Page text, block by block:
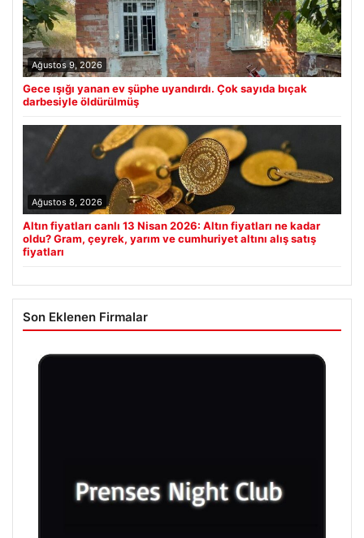
Ağustos 9, 2026
Gece ışığı yanan ev şüphe uyandırdı. Çok sayıda bıçak
darbesiyle öldürülmüş
Ağustos 8, 2026
Altın fiyatları canlı 13 Nisan 2026: Altın fiyatları ne kadar
oldu? Gram, çeyrek, yarım ve cumhuriyet altını alış satış
fiyatları
Son Eklenen Firmalar